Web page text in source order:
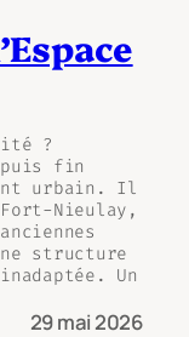
?
fin
urbain. Il
Nieulay,
structure
Un
29 mai 2026